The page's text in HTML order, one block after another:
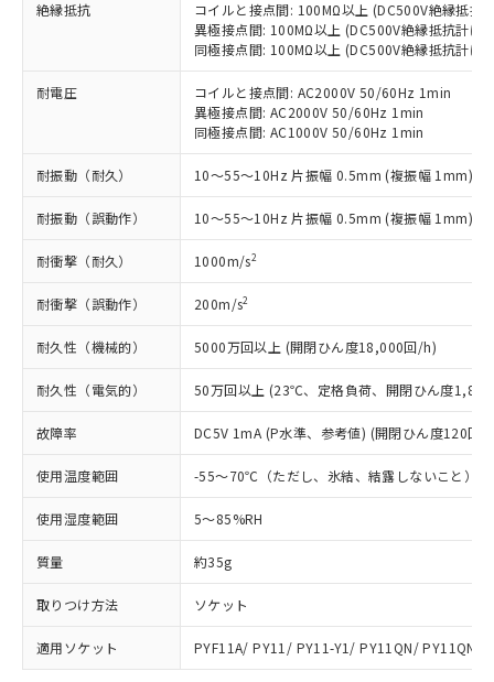
絶縁抵抗
コイルと接点間: 100MΩ以上 (DC500V絶縁抵抗
異極接点間: 100MΩ以上 (DC500V絶縁抵抗計に
同極接点間: 100MΩ以上 (DC500V絶縁抵抗計に
耐電圧
コイルと接点間: AC2000V 50/60Hz 1min
異極接点間: AC2000V 50/60Hz 1min
同極接点間: AC1000V 50/60Hz 1min
耐振動（耐久） 10～55～10Hz 片振幅 0.5mm (複振幅 1mm)
耐振動（誤動作） 10～55～10Hz 片振幅 0.5mm (複振幅 1mm)
耐衝撃（耐久） 1000m/s2
耐衝撃（誤動作） 200m/s2
耐久性（機械的） 5000万回以上 (開閉ひん度18,000回/h)
耐久性（電気的） 50万回以上 (23℃、定格負荷、開閉ひん度
故障率 DC5V 1mA (P水準、参考値) (開閉ひん度120回/
使用温度範囲 -55～70℃（ただし、氷結、結露しないこと）
使用湿度範囲 5～85%RH
質量 約35g
取りつけ方法 ソケット
適用ソケット PYF11A/ PY11/ PY11-Y1/ PY11QN/ PY11QN-
ことをご了承ください。
在庫状況および標準価格照会結果は、
記載している更新日時点での社内デー
タに基づき作成されるものであり、閲
覧された時点での実際の在庫および標
準価格とは異なる場合があることをご
了承ください。
正式な納期状況および標準価格はお客
様のお取引先、またはお客様担当のオ
ムロン制御機器販売店・当社販売員に
ご相談ください。
オムロン制御機器販売店や当社販売拠
販売ネットワーク
」をご確認
ください。
在庫状況および標準価格結果を当社の
事前の承諾なく第三者に漏洩または開
マイパーツ機能（部品リスト作成サー
ビス）をご利用いただくには、I-Web
メンバーズにご登録されている必要が
あります。
お客様が当ウェブサイト上で当社にご
登録された部品リストについて、当社
および当社の共同利用者が、当社の製
品・サービスに関するお客様との取
引・商談に必要な範囲で利用すること
をご了承ください。
※当社の共同利用者とは、"個人情報
の共同利用に関して"
の「1.共同利
むを得ず変更することがあります。
鉛(Pb) 1000ppm以下、 水銀(Hg) 1000ppm以下、 カド
ミウム(Cd) 100ppm以下、
六価クロム(Cr(Ⅵ)) 1000ppm以下、ポリ臭化ビフェニル
類(PBB) 1000ppm以下、ポリ臭化ジフェニルエーテル類
ルベンジル（BBP） 1000ppm以下、フタル酸ジブチル
（DBP） 1000ppm以下、フタル酸ジイソブチル
(DIBP) 1000ppm以下
但し、RoHS指令で産業用監視および制御機器に対する
フタル酸エステル類の４物質については閾値を超える意
図的な使用がないことを確認しています。
※2 対応予定月
部品在庫の切り替え状況などにより、予定
月が前後することがあります。
※3 非含有証明書ダウンロード
下記の非含有証明書をダウンロードするこ
EU RoHS指令（10物質）の非含有証明書
51物質の非含有証明書（当社基準）
※本証明書は発行日時点で非含有を証明す
「－」：未確認です。当社販売部門へお問
い合わせください。
*中国RoHS10物質の基準値 (GB/T26572)：
Pb(鉛) :1000ppm、 Hg(水銀) : 1000ppm、 Cd(カドミウ
Cr(Ⅵ)(六価クロム) : 1000ppm、 PBBs(ポリ臭化ビフェ
ニル類) : 1000ppm、 PBDEs(ポリ臭化ジフェニルエーテ
ル類) : 1000ppm、
DBP(フタル酸ジブチル) : 1000ppm、 DIBP(フタル酸ジ
イソブチル) : 1000ppm、 BBP(フタル酸ブチルベンジ
ル) : 1000ppm、
※2 環境保護使用期限
「ｅ」：有害物質（10物質）のすべてが基
準値以下であることを示します。
「10」：通常の使用状況下において有害物
質が外部に漏えいし、環境に深刻な影響を
及ぼさない年数を意味します。
「－」：未確認です。当社販売部門へお問
い合わせください。
為替および外国貿易法に定める商品
（以下｢規制貨物等」という）を輸出
または国外への提供する場合は、日本
国政府の輸出許可(または役務取引許
可)を取得するなどの必要な手続きを
とります。
全に破砕するなど、違法に輸出されな
いよう必要な手段を講じます。
当社は貴社製品を、核兵器、ミサイ
ル、化学兵器、生物兵器またはその他
武器並びにこれらの製造装置等に一切
使用いたしません。
当社は、貴社製品を第三者に販売する
場合は、上記1、2および3の内容を当
該第三者に通知します。また当社は、
販売先および販売に係わる関係者が違
法に輸出するおそれがある場合は、取
り引きをいたしません。
合意する キャンセル
説明
一定数以上の在庫あり
－
在庫なし(最新の在庫状況につ
いては、お客様のお取引先、ま
たはお客様担当のオムロン制御
機器販売店・当社販売員にご確
認ください)
空
受注生産機種、また在庫状況の
情報を公開していない機種